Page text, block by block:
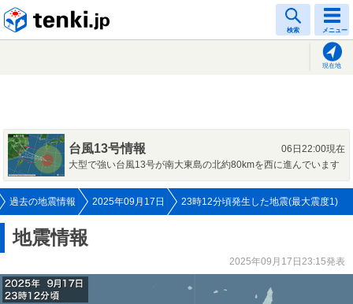
検索 メニュー
現在地
台風13号情報
06日22:00現在
大型で強い台風13号が南大東島の北約80kmを西に進んでいます
過去の地震情報 2025年09月17日 23時12分頃発生した地震(最大震度1)
地震情報
2025年09月17日23:15発表